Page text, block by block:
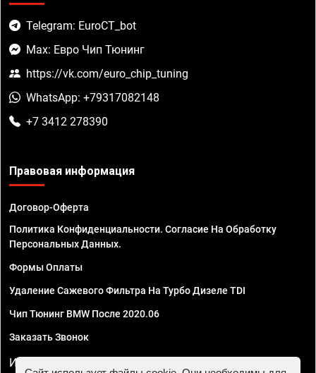
Telegram: EuroCT_bot
Max: Евро Чип Тюнинг
https://vk.com/euro_chip_tuning
WhatsApp: +79317082148
+7 3412 278390
Правовая информация
Договор-Оферта
Политика Конфиденциальности. Согласие На Обработку
Персональных Данных.
Формы Оплаты
Удаление Сажевого Фильтра На Турбо Дизеле TDI
Чип Тюнинг BMW После 2020.06
Заказать Звонок
ИП Смирнов Георгий Павлович. ИНН 781302555843,